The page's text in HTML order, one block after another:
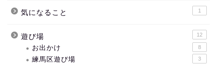
気になること 1
遊び場 12
お出かけ 8
練馬区遊び場 3